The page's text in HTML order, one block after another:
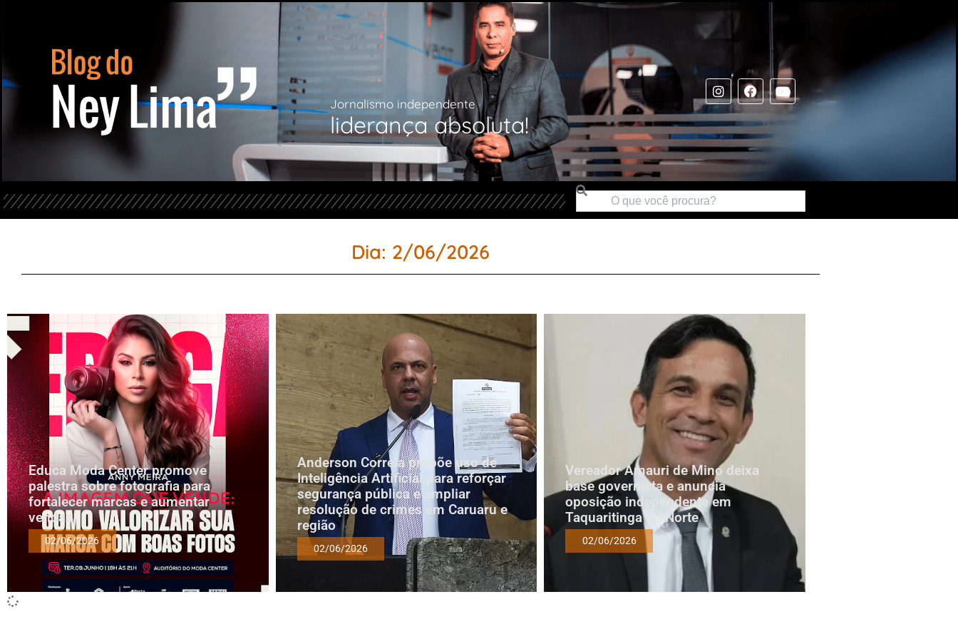
Jornalismo independente
liderança absoluta!
Dia: 2/06/2026
Educa Moda Center promove
palestra sobre fotografia para
fortalecer marcas e aumentar
vendas
02/06/2026
Anderson Correia propõe uso de
Inteligência Artificial para reforçar
segurança pública e ampliar
resolução de crimes em Caruaru e
região
02/06/2026
Vereador Amauri de Mino deixa
base governista e anuncia
oposição independente em
Taquaritinga do Norte
02/06/2026